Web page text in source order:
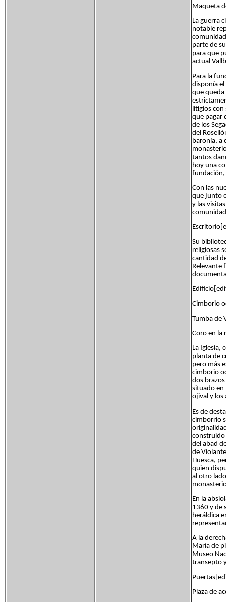
Maqueta
La guerra
notable
parte de
para que
actual
Para la
disponía el
que queda
litigios
que pagar
de los
del
baronía, a
tantos
hoy una
fundación,
Con las
que junto
y las
Su
religiosas
cantidad
Relevante
Cimborio
Tumba de
Coro en la
La Iglesia,
planta de
pero más
cimborio
dos
situado en
ojival y los
Es de
cimborrio
construido
del abad
de
Huesca,
quien
al otro
En la
1360 y de
heráldica
A la
María de
Museo
transepto
Plaza de